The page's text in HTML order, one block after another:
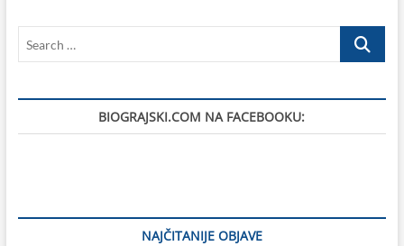
Uhićeni
bio
onima
Search
BIOGRAJSKI.COM NA FACEBOOKU:
NAJČITANIJE OBJAVE